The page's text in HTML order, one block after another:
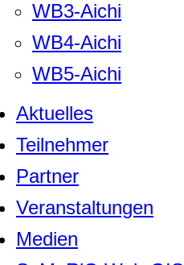
WB3-Aichi
WB4-Aichi
WB5-Aichi
Aktuelles
Teilnehmer
Partner
Veranstaltungen
Medien